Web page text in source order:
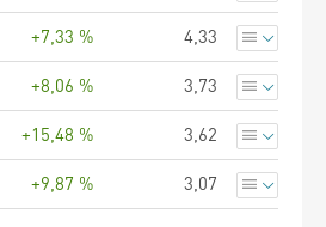
+7,33 % 4,33
+8,06 % 3,73
+15,48 % 3,62
+9,87 % 3,07